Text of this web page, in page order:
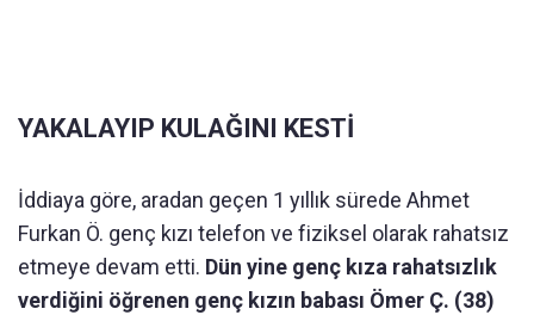
YAKALAYIP KULAĞINI KESTİ
İddiaya göre, aradan geçen 1 yıllık sürede Ahmet
Furkan Ö. genç kızı telefon ve fiziksel olarak rahatsız
etmeye devam etti. Dün yine genç kıza rahatsızlık
verdiğini öğrenen genç kızın babası Ömer Ç. (38)